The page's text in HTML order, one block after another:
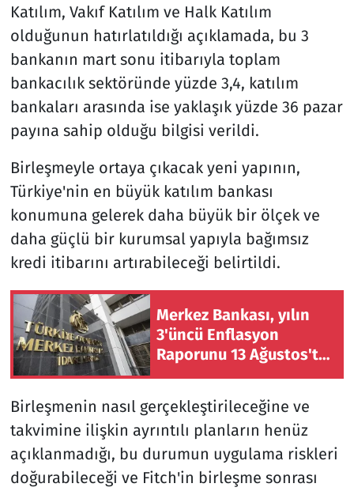
Katılım, Vakıf Katılım ve Halk Katılım
olduğunun hatırlatıldığı açıklamada, bu 3
bankanın mart sonu itibarıyla toplam
bankacılık sektöründe yüzde 3,4, katılım
bankaları arasında ise yaklaşık yüzde 36 pazar
payına sahip olduğu bilgisi verildi.
Birleşmeyle ortaya çıkacak yeni yapının,
Türkiye'nin en büyük katılım bankası
konumuna gelerek daha büyük bir ölçek ve
daha güçlü bir kurumsal yapıyla bağımsız
kredi itibarını artırabileceği belirtildi.
Merkez Bankası, yılın
3'üncü Enflasyon
Raporunu 13 Ağustos'ta
Birleşmenin nasıl gerçekleştirileceğine ve
takvimine ilişkin ayrıntılı planların henüz
açıklanmadığı, bu durumun uygulama riskleri
doğurabileceği ve Fitch'in birleşme sonrası